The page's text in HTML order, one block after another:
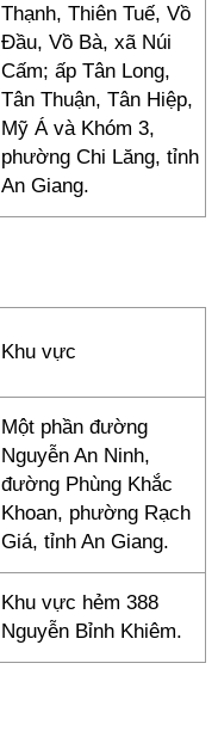
Thạnh, Thiên Tuế, Vồ
Đầu, Vồ Bà, xã Núi
Cấm; ấp Tân Long,
Tân Thuận, Tân Hiệp,
Mỹ Á và Khóm 3,
phường Chi Lăng, tỉnh
An Giang.
Khu vực
Một phần đường
Nguyễn An Ninh,
đường Phùng Khắc
Khoan, phường Rạch
Giá, tỉnh An Giang.
Khu vực hẻm 388
Nguyễn Bỉnh Khiêm.